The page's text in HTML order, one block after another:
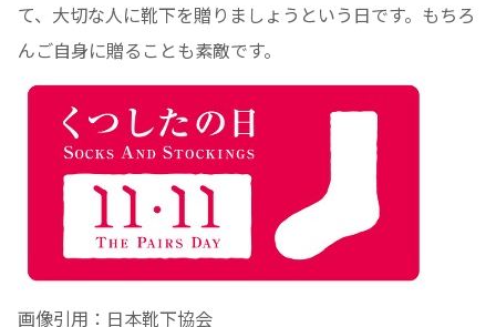
て、大切な人に靴下を贈りましょうという日です。もちろ
んご自身に贈ることも素敵です。
画像引用：日本靴下協会